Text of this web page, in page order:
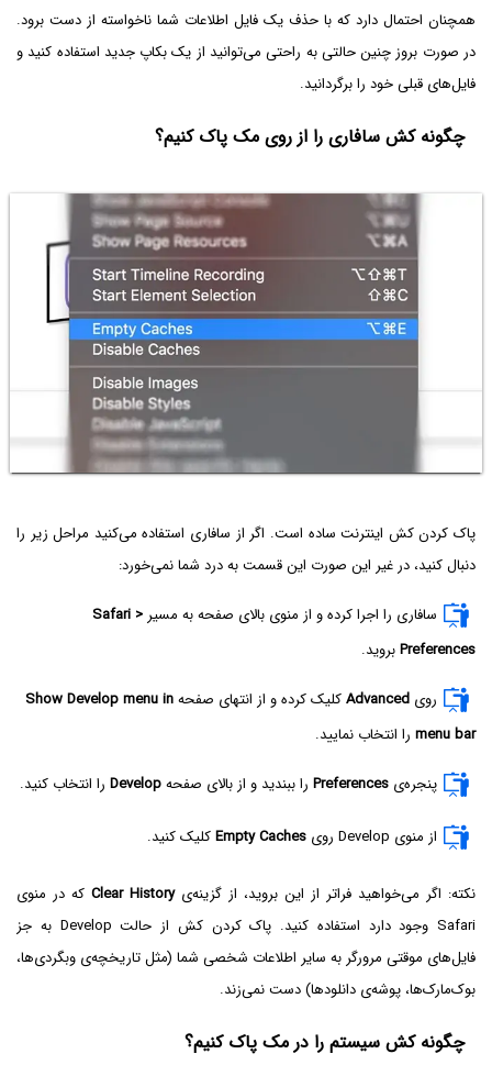
همچنان احتمال دارد که با حذف یک فایل اطلاعات شما ناخواسته از دست برود.
در صورت بروز چنین حالتی به راحتی می‌توانید از یک بکاپ جدید استفاده کنید و
فایل‌های قبلی خود را برگردانید.
چگونه کش سافاری را از روی مک پاک کنیم؟
پاک کردن کش اینترنت ساده است. اگر از سافاری استفاده می‌کنید مراحل زیر را
دنبال کنید، در غیر این صورت این قسمت به درد شما نمی‌خورد:
سافاری را اجرا کرده و از منوی بالای صفحه به مسیرSafari >
Preferencesبروید.
روی Advancedکلیک کرده و از انتهای صفحهShow Develop menu in
menu bar را انتخاب نمایید.
پنجره‌ی Preferences را ببندید و از بالای صفحهDevelop را انتخاب کنید.
از منوی Develop روی Empty Cachesکلیک کنید.
نکته: اگر می‌خواهید فراتر از این بروید، از گزینه‌یClear History که در منوی
Safari وجود دارد استفاده کنید. پاک کردن کش از حالت Develop به جز
فایل‌های موقتی مرورگر به سایر اطلاعات شخصی شما (مثل تاریخچه‌ی وبگردی‌ها،
بوک‌مارک‌ها، پوشه‌ی دانلودها) دست نمی‌زند.
چگونه کش سیستم را در مک پاک کنیم؟